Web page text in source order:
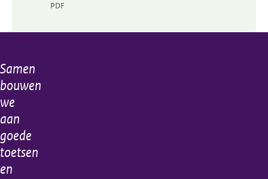
PDF
Algemene
informatie
Samen
bouwen
we
aan
goede
toetsen
en